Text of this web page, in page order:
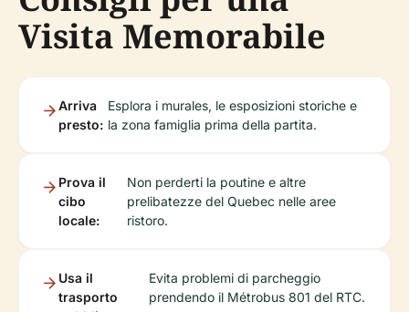
Visita Memorabile
Arriva
presto:
Esplora i murales, le esposizioni storiche e
la zona famiglia prima della partita.
Prova il
cibo
locale:
Non perderti la poutine e altre
prelibatezze del Quebec nelle aree
ristoro.
Usa il
trasporto
Evita problemi di parcheggio
prendendo il Métrobus 801 del RTC.